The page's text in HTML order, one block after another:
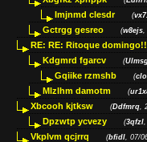
Imjnmd clesdr (
Gctrgg gesreo (w8ejs,
RE: RE: Ritoque domingo!!
Kdgmrd fgarcv (
Gqiike rzmshb (
Mlzlhm damotm (
Xbcooh kjtksw (Ddfmrq,
Dpzwtp ycvezy (3qfzl,
Vkplvm qcjrrq (bfidl, 07/